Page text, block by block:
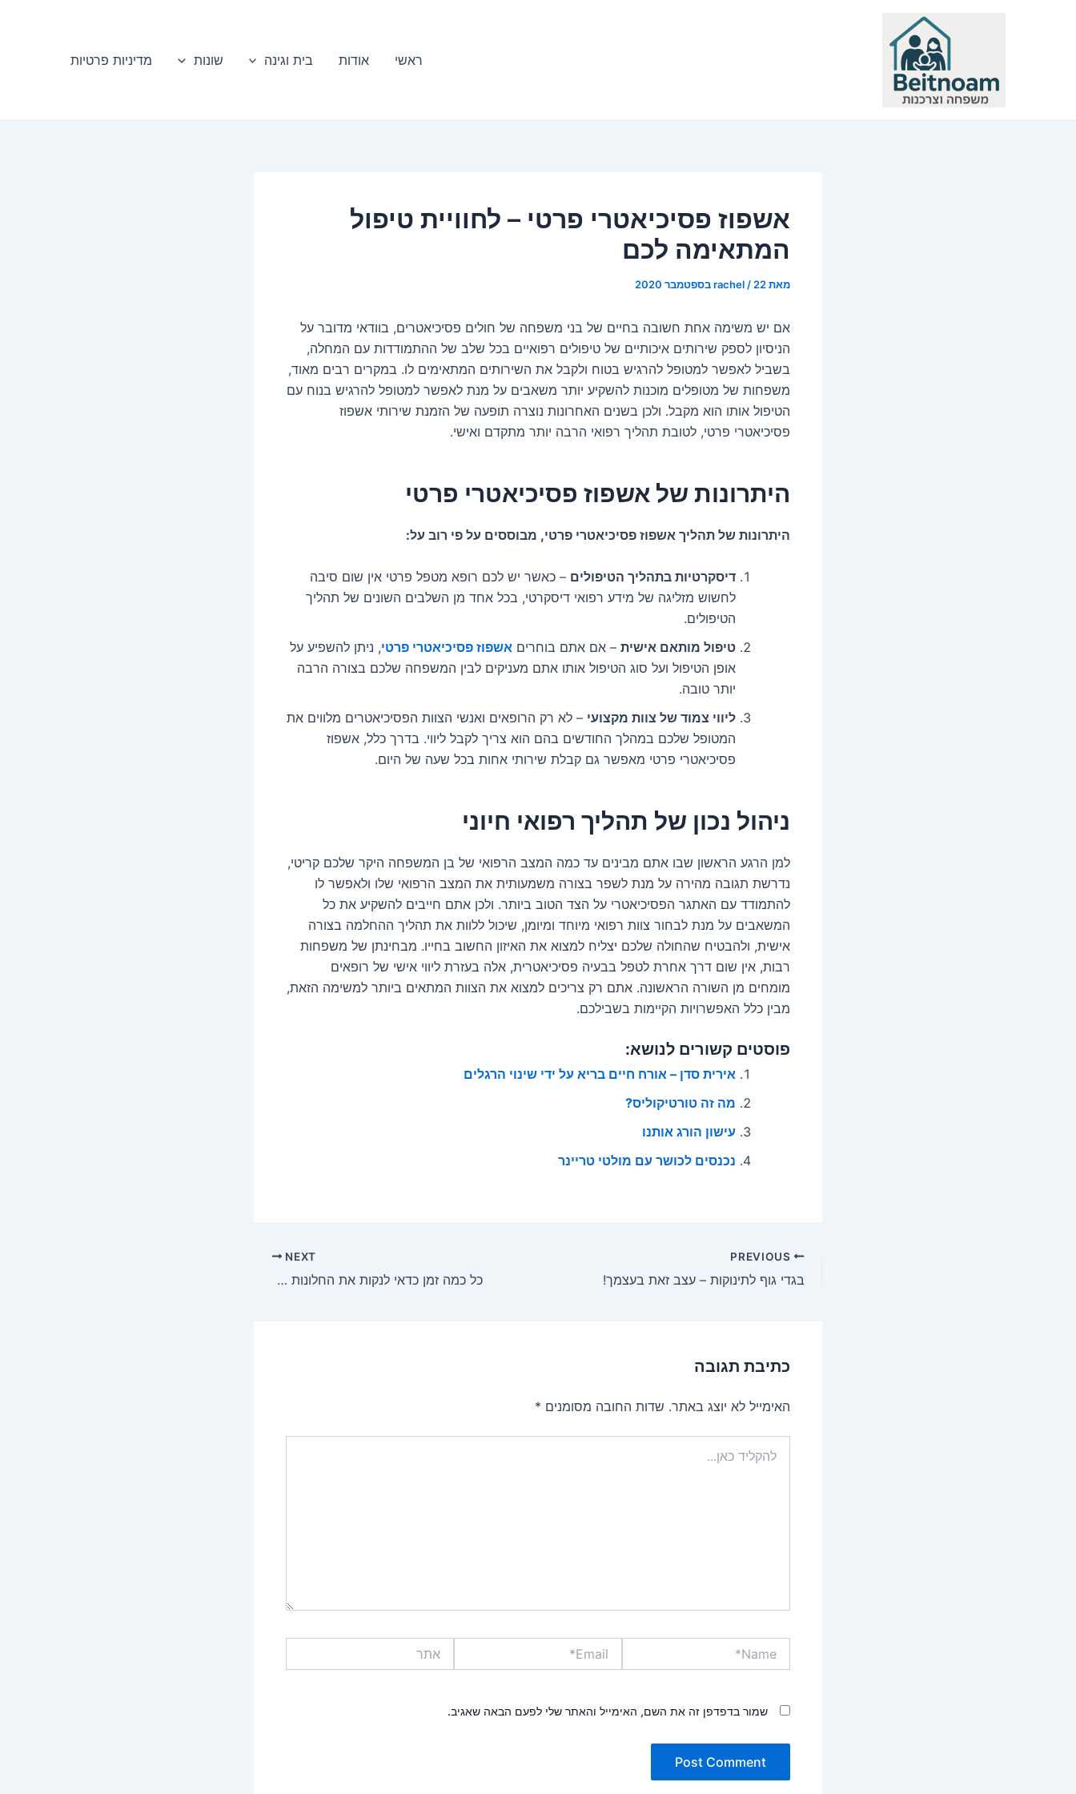
ראשי
אודות בית וגינה שונות מדיניות פרטיות
אשפוז פסיכיאטרי פרטי – לחוויית טיפול
המתאימה לכם
מאת rachel / 22 בספטמבר 2020
אם יש משימה אחת חשובה בחיים של בני משפחה של חולים פסיכיאטרים, בוודאי מדובר על
הניסיון לספק שירותים איכותיים של טיפולים רפואיים בכל שלב של ההתמודדות עם המחלה,
בשביל לאפשר למטופל להרגיש בטוח ולקבל את השירותים המתאימים לו. במקרים רבים מאוד,
משפחות של מטופלים מוכנות להשקיע יותר משאבים על מנת לאפשר למטופל להרגיש בנוח עם
הטיפול אותו הוא מקבל. ולכן בשנים האחרונות נוצרה תופעה של הזמנת שירותי אשפוז
פסיכיאטרי פרטי, לטובת תהליך רפואי הרבה יותר מתקדם ואישי.
היתרונות של אשפוז פסיכיאטרי פרטי
היתרונות של תהליך אשפוז פסיכיאטרי פרטי, מבוססים על פי רוב על:
דיסקרטיות בתהליך הטיפולים – כאשר יש לכם רופא מטפל פרטי אין שום סיבה
לחשוש מזליגה של מידע רפואי דיסקרטי, בכל אחד מן השלבים השונים של תהליך
הטיפולים.
טיפול מותאם אישית – אם אתם בוחרים אשפוז פסיכיאטרי פרטי, ניתן להשפיע על
אופן הטיפול ועל סוג הטיפול אותו אתם מעניקים לבין המשפחה שלכם בצורה הרבה
יותר טובה.
ליווי צמוד של צוות מקצועי – לא רק הרופאים ואנשי הצוות הפסיכיאטרים מלווים את
המטופל שלכם במהלך החודשים בהם הוא צריך לקבל ליווי. בדרך כלל, אשפוז
פסיכיאטרי פרטי מאפשר גם קבלת שירותי אחות בכל שעה של היום.
ניהול נכון של תהליך רפואי חיוני
למן הרגע הראשון שבו אתם מבינים עד כמה המצב הרפואי של בן המשפחה היקר שלכם קריטי,
נדרשת תגובה מהירה על מנת לשפר בצורה משמעותית את המצב הרפואי שלו ולאפשר לו
להתמודד עם האתגר הפסיכיאטרי על הצד הטוב ביותר. ולכן אתם חייבים להשקיע את כל
המשאבים על מנת לבחור צוות רפואי מיוחד ומיומן, שיכול ללוות את תהליך ההחלמה בצורה
אישית, ולהבטיח שהחולה שלכם יצליח למצוא את האיזון החשוב בחייו. מבחינתן של משפחות
רבות, אין שום דרך אחרת לטפל בבעיה פסיכיאטרית, אלה בעזרת ליווי אישי של רופאים
מומחים מן השורה הראשונה. אתם רק צריכים למצוא את הצוות המתאים ביותר למשימה הזאת,
מבין כלל האפשרויות הקיימות בשבילכם.
פוסטים קשורים לנושא:
אירית סדן – אורח חיים בריא על ידי שינוי הרגלים
מה זה טורטיקוליס?
עישון הורג אותנו
נכנסים לכושר עם מולטי טריינר
Post
navigation
בגדי גוף לתינוקות – עצב זאת בעצמך!
NEXT
כל כמה זמן כדאי לנקות את החלונות בבית
כתיבת תגובה
האימייל לא יוצג באתר. שדות החובה מסומנים *
כאן...
שמור בדפדפן זה את השם, האימייל והאתר שלי לפעם הבאה שאגיב.